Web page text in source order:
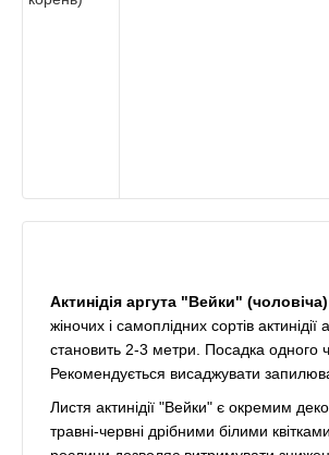
Актинідія аргута "Вейки" (чоловіча)
жіночих і самоплідних сортів
становить 2-3 метри. Посадка одного
Рекомендується висаджувати
Листя актинідії "Вейки" є окремим
травні-червні дрібними білими